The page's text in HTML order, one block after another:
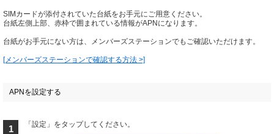
SIMカードが添付されていた台紙をお手元にご用意ください。
台紙左側上部、赤枠で囲まれている情報がAPNになります。
台紙がお手元にない方は、メンバーズステーションでもご確認いただけます。
[メンバーズステーションで確認する方法 >]
APNを設定する
1 「設定」をタップしてください。